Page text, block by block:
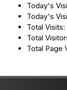
Today's
Today's
Total Visits:
Total
Total Page